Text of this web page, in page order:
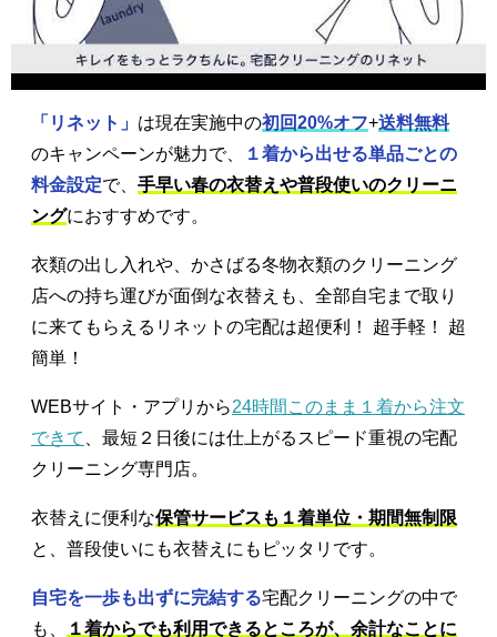
「リネット」 は現在実施中の初回20%オフ+送料無料
のキャンペーンが魅力で、
１着から出せる単品ごとの
料金設定で、 手早い春の衣替えや普段使いのクリーニ
ングにおすすめです。
衣類の出し入れや、かさばる冬物衣類のクリーニング
店への持ち運びが面倒な衣替えも、全部自宅まで取り
に来てもらえるリネットの宅配は超便利！ 超手軽！ 超
簡単！
WEBサイト・アプリから24時間このまま１着から注文
できて
、最短２日後には仕上がるスピード重視の宅配
クリーニング専門店。
衣替えに便利な保管サービスも１着単位・期間無制限
と、普段使いにも衣替えにもピッタリです。
自宅を一歩も出ずに完結する宅配クリーニングの中で
も、
１着からでも利用できるところが、余計なことに